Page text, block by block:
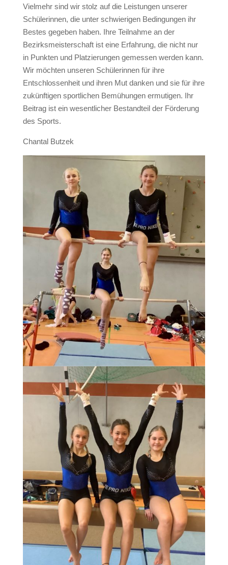
Vielmehr sind wir stolz auf die Leistungen unserer
Schülerinnen, die unter schwierigen Bedingungen ihr
Bestes gegeben haben. Ihre Teilnahme an der
Bezirksmeisterschaft ist eine Erfahrung, die nicht nur
in Punkten und Platzierungen gemessen werden kann.
Wir möchten unseren Schülerinnen für ihre
Entschlossenheit und ihren Mut danken und sie für ihre
zukünftigen sportlichen Bemühungen ermutigen. Ihr
Beitrag ist ein wesentlicher Bestandteil der Förderung
des Sports.
Chantal Butzek